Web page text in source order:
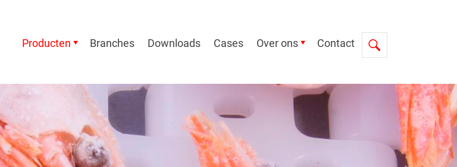
Producten Branches Downloads Cases Over ons Contact